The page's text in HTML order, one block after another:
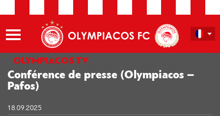
OLYMPIACOS TV
Conférence de presse (Olympiacos –
Pafos)
18.09.2025